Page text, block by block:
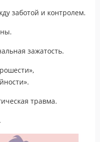
заботой и контролем.
зажатость.
травма.